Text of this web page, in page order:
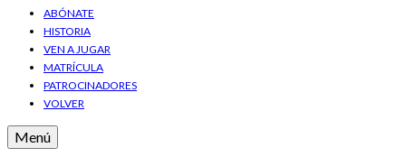
ABÓNATE
HISTORIA
VEN A JUGAR
MATRÍCULA
PATROCINADORES
VOLVER
Menú